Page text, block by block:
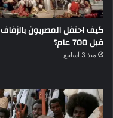
كيف احتفل المصريون بالزفاف
قبل 700 عام؟
منذ 3 أسابيع